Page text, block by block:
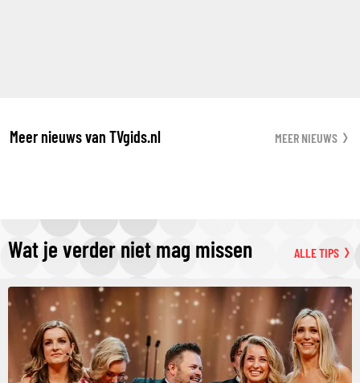
Meer nieuws van TVgids.nl MEER NIEUWS
Wat je verder niet mag missen ALLE TIPS